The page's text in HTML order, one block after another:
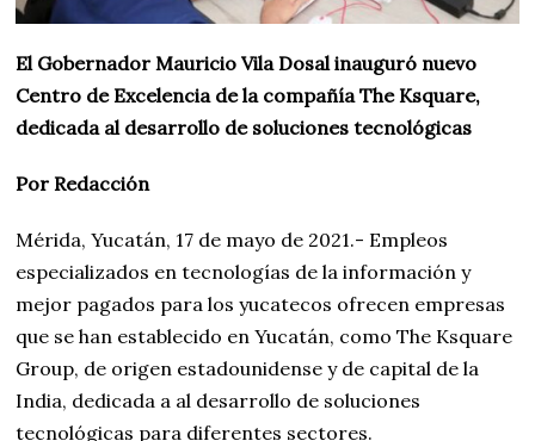
El Gobernador Mauricio Vila Dosal inauguró nuevo
Centro de Excelencia de la compañía The Ksquare,
dedicada al desarrollo de soluciones tecnológicas
Por Redacción
Mérida, Yucatán, 17 de mayo de 2021.- Empleos
especializados en tecnologías de la información y
mejor pagados para los yucatecos ofrecen empresas
que se han establecido en Yucatán, como The Ksquare
Group, de origen estadounidense y de capital de la
India, dedicada a al desarrollo de soluciones
tecnológicas para diferentes sectores.